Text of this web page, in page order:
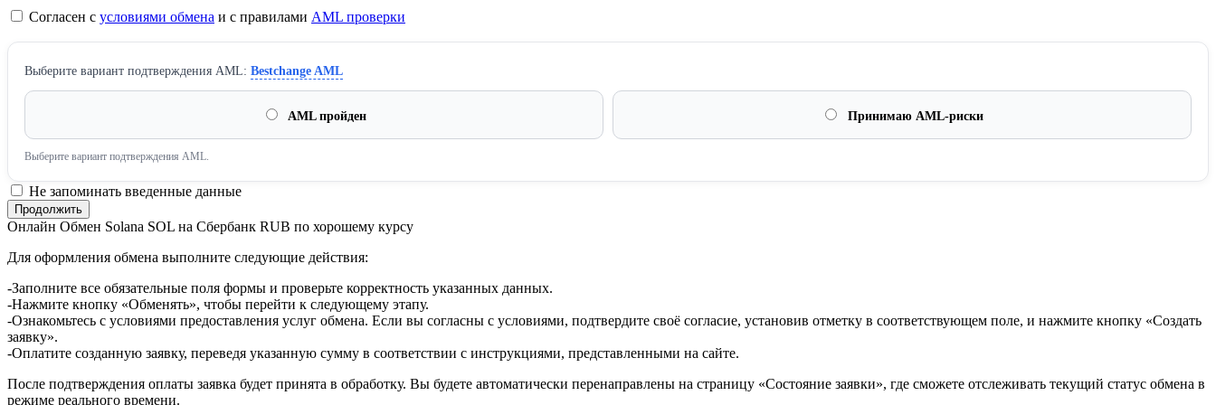
Согласен с условиями обмена и с правилами AML проверки
Выберите вариант подтверждения AML: Bestchange AML
AML пройден Принимаю AML-риски
Выберите вариант подтверждения AML.
Не запоминать введенные данные
Онлайн Обмен Solana SOL на Сбербанк RUB по хорошему курсу
Для оформления обмена выполните следующие действия:
-Заполните все обязательные поля формы и проверьте корректность указанных данных.
-Нажмите кнопку «Обменять», чтобы перейти к следующему этапу.
-Ознакомьтесь с условиями предоставления услуг обмена. Если вы согласны с условиями, подтвердите своё согласие, установив отметку в соответствующем поле, и нажмите кнопку «Создать
заявку».
-Оплатите созданную заявку, переведя указанную сумму в соответствии с инструкциями, представленными на сайте.
После подтверждения оплаты заявка будет принята в обработку. Вы будете автоматически перенаправлены на страницу «Состояние заявки», где сможете отслеживать текущий статус обмена в
режиме реального времени.